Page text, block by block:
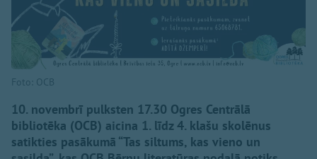
Foto: OCB
10. novembrī pulksten 17.30 Ogres Centrālā
bibliotēka (OCB) aicina 1. līdz 4. klašu skolēnus
satikties pasākumā “Tas siltums, kas vieno un